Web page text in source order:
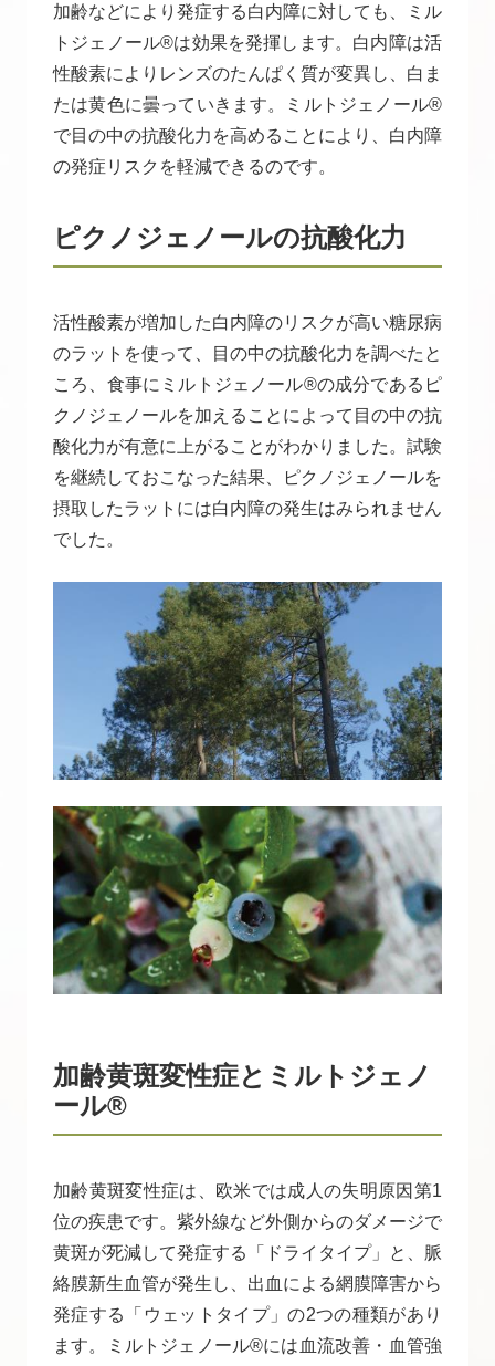
加齢などにより発症する白内障に対しても、ミル
トジェノール®は効果を発揮します。白内障は活
性酸素によりレンズのたんぱく質が変異し、白ま
たは黄色に曇っていきます。ミルトジェノール®
で目の中の抗酸化力を高めることにより、白内障
の発症リスクを軽減できるのです。
ピクノジェノールの抗酸化力
活性酸素が増加した白内障のリスクが高い糖尿病
のラットを使って、目の中の抗酸化力を調べたと
ころ、食事にミルトジェノール®の成分であるピ
クノジェノールを加えることによって目の中の抗
酸化力が有意に上がることがわかりました。試験
を継続しておこなった結果、ピクノジェノールを
摂取したラットには白内障の発生はみられません
でした。
加齢黄斑変性症とミルトジェノ
ール®
加齢黄斑変性症は、欧米では成人の失明原因第1
位の疾患です。紫外線など外側からのダメージで
黄斑が死減して発症する「ドライタイプ」と、脈
絡膜新生血管が発生し、出血による網膜障害から
発症する「ウェットタイプ」の2つの種類があり
ます。ミルトジェノール®には血流改善・血管強